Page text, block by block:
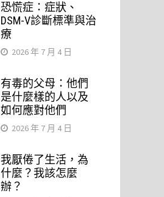
恐慌症：症狀、
DSM-V診斷標準與治
療
2026 年 7 月 4 日
有毒的父母：他們
是什麼樣的人以及
如何應對他們
2026 年 7 月 4 日
我厭倦了生活，為
什麼？我該怎麼
辦？